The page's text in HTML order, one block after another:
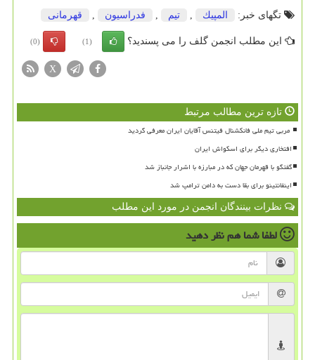
تگهای خبر:
المپیك تیم فدراسیون قهرمانی
این مطلب انجمن گلف را می پسندید؟ (1)
(0)
X
تازه ترین مطالب مرتبط
افتخاری دیگر برای اسکواش ایران
گفتگو با قهرمان جهان که در مبارزه با اشرار جانباز شد
اینفانتینو برای بقا دست به دامن ترامپ شد
نظرات بینندگان انجمن در مورد این مطلب
لطفا شما همنظر دهید